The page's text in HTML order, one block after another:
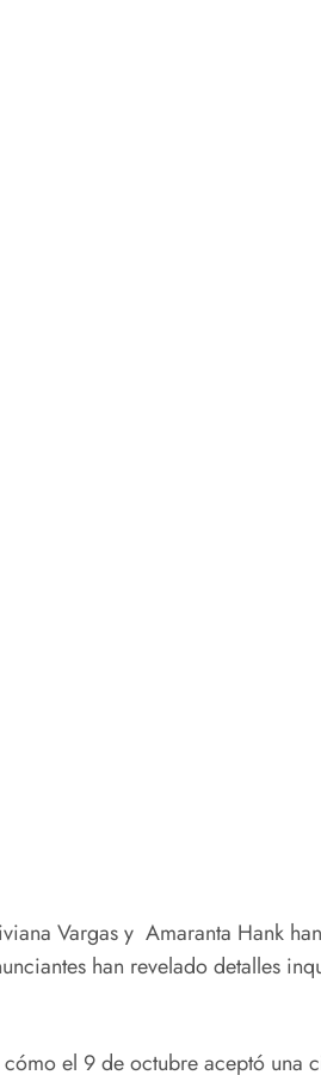
Vargas y Amaranta Hank
han revelado detalles
el 9 de octubre aceptó una